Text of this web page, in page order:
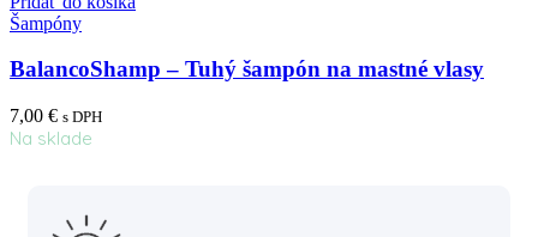
Šampóny
BalancoShamp – Tuhý šampón na mastné vlasy
7,00 € s DPH
Na sklade